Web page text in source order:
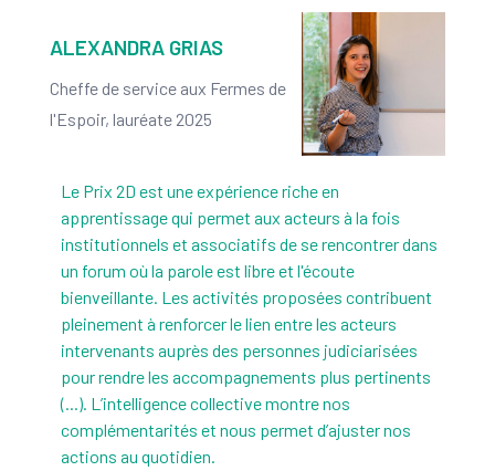
ALEXANDRA GRIAS
Cheffe de service aux Fermes de
l'Espoir, lauréate 2025
Le Prix 2D est une expérience riche en
apprentissage qui permet aux acteurs à la fois
institutionnels et associatifs de se rencontrer dans
un forum où la parole est libre et l'écoute
bienveillante. Les activités proposées contribuent
pleinement à renforcer le lien entre les acteurs
intervenants auprès des personnes judiciarisées
pour rendre les accompagnements plus pertinents
(...). L’intelligence collective montre nos
complémentarités et nous permet d’ajuster nos
actions au quotidien.